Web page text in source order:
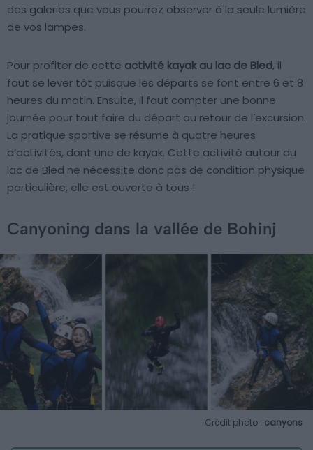
des galeries que vous pourrez observer à la seule lumière
de vos lampes.
Pour profiter de cette activité kayak au lac de Bled, il
faut se lever tôt puisque les départs se font entre 6 et 8
heures du matin. Ensuite, il faut compter une bonne
journée pour tout faire du départ au retour de l’excursion.
La pratique sportive se résume à quatre heures
d’activités, dont une de kayak. Cette activité autour du
lac de Bled ne nécessite donc pas de condition physique
particulière, elle est ouverte à tous !
Canyoning dans la vallée de Bohinj
Crédit photo : canyons